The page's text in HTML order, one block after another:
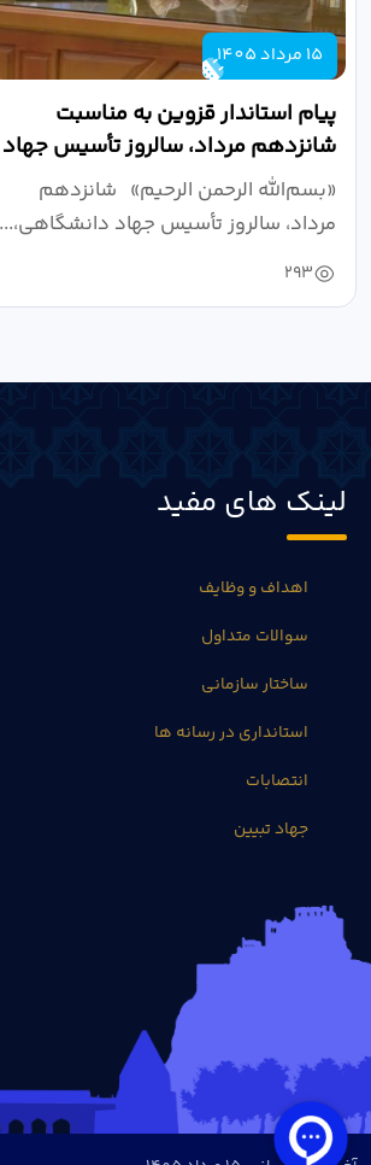
15 مرداد 1405
پیام استاندار قزوین به مناسبت
شانزدهم مرداد، سالروز تأسیس جهاد
دانشگاهی
«بسم‌الله الرحمن الرحیم» شانزدهم
مرداد، سالروز تأسیس جهاد دانشگاهی،...
293
لینک های مفید
اهداف و وظایف
سوالات متداول
ساختار سازمانی
استانداری در رسانه ها
انتصابات
جهاد تبیین